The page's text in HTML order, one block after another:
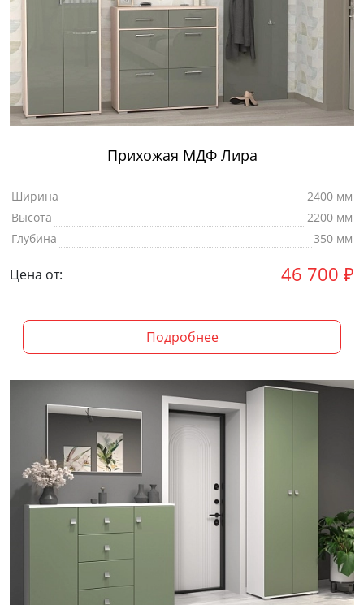
Прихожая МДФ Лира
Ширина
2400 мм
Высота
2200 мм
Глубина
350 мм
Цена от: 46 700 ₽
Подробнее